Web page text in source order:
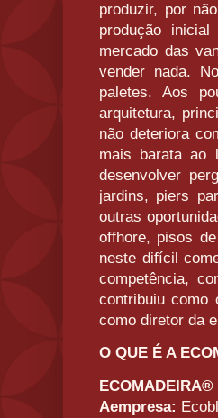
produzir, por
produção
mercado das
vender nada.
paletes. Aos
arquitetura,
não deteriora
mais barata ao
desenvolver
jardins, piers
outras
offhore, pisos
neste difícil
competência,
contribuiu como
como diretor da
O QUE É A
Aempresa: